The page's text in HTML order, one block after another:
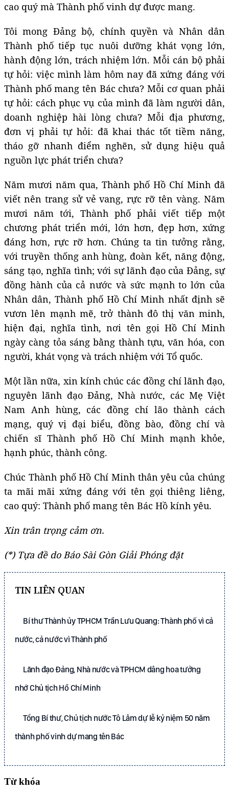
cao quý mà Thành phố vinh dự được mang.
Tôi mong Đảng bộ, chính quyền và Nhân dân
Thành phố tiếp tục nuôi dưỡng khát vọng lớn,
hành động lớn, trách nhiệm lớn. Mỗi cán bộ phải
tự hỏi: việc mình làm hôm nay đã xứng đáng với
Thành phố mang tên Bác chưa? Mỗi cơ quan phải
tự hỏi: cách phục vụ của mình đã làm người dân,
doanh nghiệp hài lòng chưa? Mỗi địa phương,
đơn vị phải tự hỏi: đã khai thác tốt tiềm năng,
tháo gỡ nhanh điểm nghẽn, sử dụng hiệu quả
nguồn lực phát triển chưa?
Năm mươi năm qua, Thành phố Hồ Chí Minh đã
viết nên trang sử vẻ vang, rực rỡ tên vàng. Năm
mươi năm tới, Thành phố phải viết tiếp một
chương phát triển mới, lớn hơn, đẹp hơn, xứng
đáng hơn, rực rỡ hơn. Chúng ta tin tưởng rằng,
với truyền thống anh hùng, đoàn kết, năng động,
sáng tạo, nghĩa tình; với sự lãnh đạo của Đảng, sự
đồng hành của cả nước và sức mạnh to lớn của
Nhân dân, Thành phố Hồ Chí Minh nhất định sẽ
vươn lên mạnh mẽ, trở thành đô thị văn minh,
hiện đại, nghĩa tình, nơi tên gọi Hồ Chí Minh
ngày càng tỏa sáng bằng thành tựu, văn hóa, con
người, khát vọng và trách nhiệm với Tổ quốc.
Một lần nữa, xin kính chúc các đồng chí lãnh đạo,
nguyên lãnh đạo Đảng, Nhà nước, các Mẹ Việt
Nam Anh hùng, các đồng chí lão thành cách
mạng, quý vị đại biểu, đồng bào, đồng chí và
chiến sĩ Thành phố Hồ Chí Minh mạnh khỏe,
hạnh phúc, thành công.
Chúc Thành phố Hồ Chí Minh thân yêu của chúng
ta mãi mãi xứng đáng với tên gọi thiêng liêng,
cao quý: Thành phố mang tên Bác Hồ kính yêu.
Xin trân trọng cảm ơn.
(*) Tựa đề do Báo Sài Gòn Giải Phóng đặt
TIN LIÊN QUAN
Bí thư Thành ủy TPHCM Trần Lưu Quang: Thành phố vì cả
nước, cả nước vì Thành phố
Lãnh đạo Đảng, Nhà nước và TPHCM dâng hoa tưởng
nhớ Chủ tịch Hồ Chí Minh
Tổng Bí thư, Chủ tịch nước Tô Lâm dự lễ kỷ niệm 50 năm
thành phố vinh dự mang tên Bác
Từ khóa